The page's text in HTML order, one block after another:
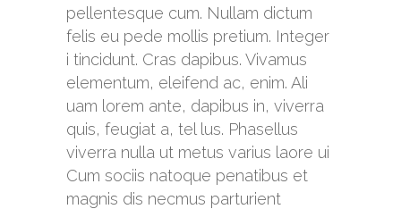
pellentesque cum. Nullam dictum
felis eu pede mollis pretium. Integer
i tincidunt. Cras dapibus. Vivamus
elementum, eleifend ac, enim. Ali
uam lorem ante, dapibus in, viverra
quis, feugiat a, tel lus. Phasellus
viverra nulla ut metus varius laore ui
Cum sociis natoque penatibus et
magnis dis necmus parturient